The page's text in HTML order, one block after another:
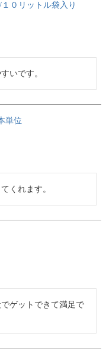
０リットル袋入り
いです。
単位
くれます。
ゲットできて満足で